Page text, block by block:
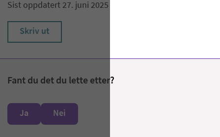
Sist oppdatert 27. juni 2025
Skriv ut
Fant du det du lette etter?
Ja Nei